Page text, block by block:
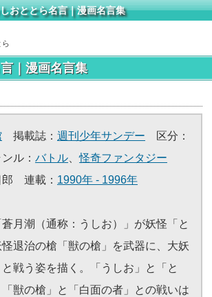
おととら名言｜漫画名言集
ら
｜漫画名言集
掲載誌： 週刊少年サンデー 区分：
ル： バトル 、怪奇ファンタジー
郎 連載： 1990年 - 1996年
月潮（通称：うしお）」が妖怪「と
退治の槍「獣の槍」を武器に、大妖
戦う姿を描く。「うしお」と「と
獣の槍」と「白面の者」との戦いは